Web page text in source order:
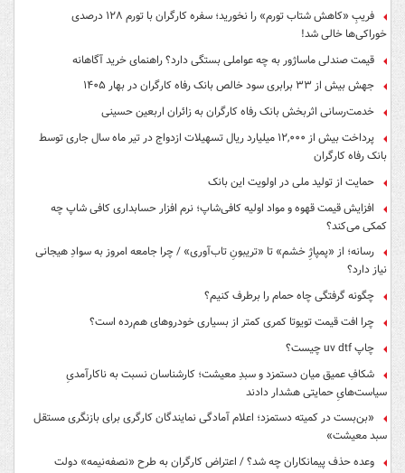
فریبِ «کاهش شتاب تورم» را نخورید؛ سفره کارگران با تورم ۱۲۸ درصدی
خوراکی‌ها خالی شد!
قیمت صندلی ماساژور به چه عواملی بستگی دارد؟ راهنمای خرید آگاهانه
جهش بیش از ۳۳ برابری سود خالص بانک رفاه کارگران در بهار ۱۴۰۵
خدمت‌رسانی اثربخش بانک رفاه کارگران به زائران اربعین حسینی
پرداخت بیش از ۱۲,۰۰۰ میلیارد ریال تسهیلات ازدواج در تیر ماه سال جاری توسط
بانک رفاه کارگران
حمایت از تولید ملی در اولویت این بانک
افزایش قیمت قهوه و مواد اولیه کافی‌شاپ؛ نرم افزار حسابداری کافی شاپ چه
کمکی می‌کند؟
رسانه؛ از «پمپاژِ خشم» تا «تریبونِ تاب‌آوری» / چرا جامعه امروز به سوادِ هیجانی
نیاز دارد؟
چگونه گرفتگی چاه حمام را برطرف کنیم؟
چرا افت قیمت تویوتا کمری کمتر از بسیاری خودروهای هم‌رده است؟
چاپ uv dtf چیست؟
شکافِ عمیق میان دستمزد و سبدِ معیشت؛ کارشناسان نسبت به ناکارآمدیِ
سیاست‌هایِ حمایتی هشدار دادند
«بن‌بست در کمیته دستمزد؛ اعلام آمادگی نمایندگان کارگری برای بازنگری مستقل
سبد معیشت»
وعده حذف پیمانکاران چه شد؟ / اعتراض کارگران به طرح «نصفه‌نیمه» دولت